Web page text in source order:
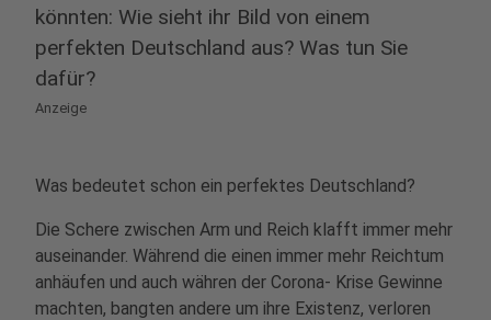
könnten: Wie sieht ihr Bild von einem
perfekten Deutschland aus? Was tun Sie
dafür?
Anzeige
Was bedeutet schon ein perfektes Deutschland?
Die Schere zwischen Arm und Reich klafft immer mehr
auseinander. Während die einen immer mehr Reichtum
anhäufen und auch währen der Corona- Krise Gewinne
machten, bangten andere um ihre Existenz, verloren